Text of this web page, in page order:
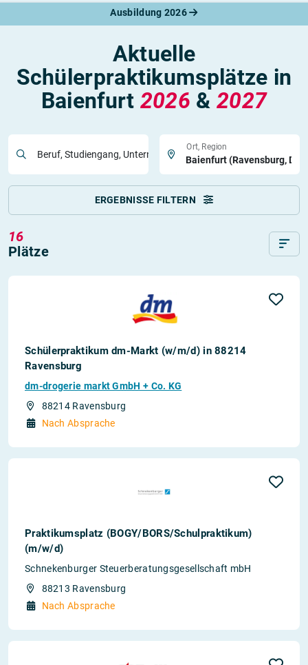
Ausbildung 2026
Aktuelle
Schülerpraktikumsplätze in
Baienfurt 2026 & 2027
Beruf, Studiengang, Unternehmen
Ort, Region
ERGEBNISSE FILTERN
16
Plätze
Schülerpraktikum dm-Markt (w/m/d) in 88214
Ravensburg
dm-drogerie markt GmbH + Co. KG
88214 Ravensburg
Nach Absprache
Praktikumsplatz (BOGY/BORS/Schulpraktikum)
(m/w/d)
Schnekenburger Steuerberatungsgesellschaft mbH
88213 Ravensburg
Nach Absprache